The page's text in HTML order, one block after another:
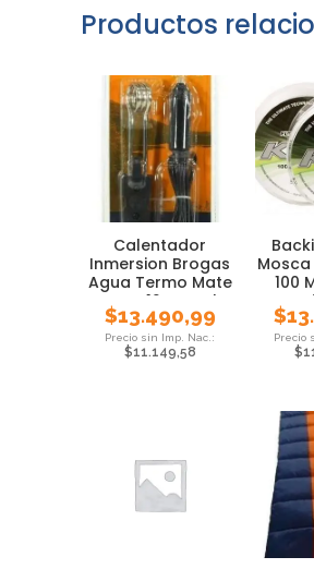
Productos
Calentador
Inmersion Brogas
Agua Termo Mate
Auto 12v Local
$13.490,99
$11.149,58
Mosca
100
$
$